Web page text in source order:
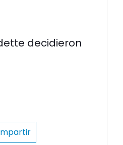
decidieron